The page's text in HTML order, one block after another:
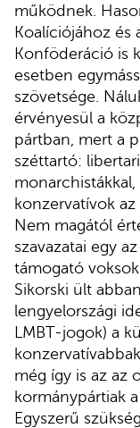
működnek.
Koalíciójához és
Konföderáció is
esetben
szövetsége.
érvényesül a
pártban, mert a
széttartó:
konzervatívok az
Nem magától
szavazatai egy
támogató
Sikorski ült
lengyelországi
LMBT-jogok) a
még így is az az
kormánypártiak
Egyszerű